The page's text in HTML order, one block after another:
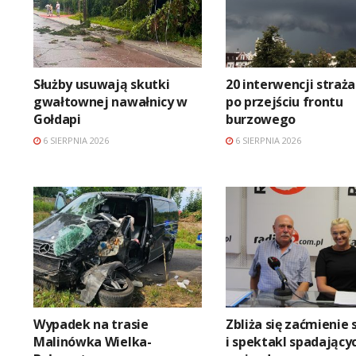
Służby usuwają skutki
gwałtownej nawałnicy w
Gołdapi
6 SIERPNIA 2026
20 interwencji
po przejściu frontu
burzowego
6 SIERPNIA 2026
Wypadek na trasie
Malinówka Wielka-
Zbliża się zaćmienie
i spektakl